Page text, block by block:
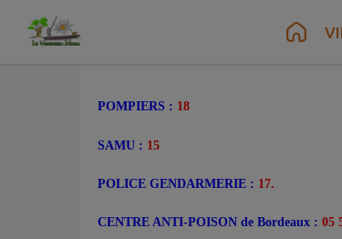
Contenu Pied de
POMPIERS : 18
SAMU : 15
POLICE GENDARMERIE : 17.
CENTRE ANTI-POISON de Bordeaux : 05